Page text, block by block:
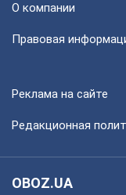
О компании
Правовая
Реклама на сайте
Редакционная
OBOZ.UA